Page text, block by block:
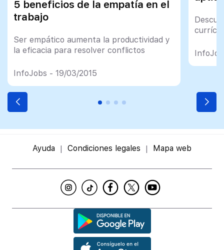
5 beneficios de la empatía en el
trabajo
Ser empático aumenta la productividad y
la eficacia para resolver conflictos
InfoJobs - 19/03/2015
Ayuda Condiciones legales Mapa web